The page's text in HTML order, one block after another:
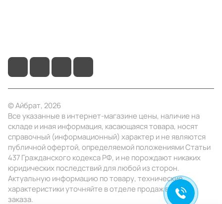
© Айбрат, 2026
Все указанные в интернет-магазине цены, наличие на
складе и иная информация, касающаяся товара, носят
справочный (информационный) характер и не являются
публичной офертой, определяемой положениями Статьи
437 Гражданского кодекса РФ, и не порождают никаких
юридических последствий для любой из сторон.
Актуальную информацию по товару, технические
характеристики уточняйте в отделе продаж в день
заказа.